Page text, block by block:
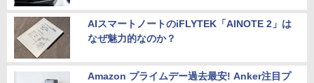
AIスマートノートのiFLYTEK「AINOTE 2」は
なぜ魅力的なのか？
Amazon プライムデー過去最安! Anker注目プ